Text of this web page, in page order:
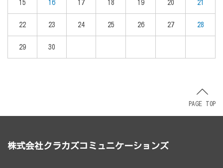
15 16 17 18 19 20 21
22 23 24 25 26 27 28
29 30
PAGE TOP
株式会社クラカズコミュニケーションズ